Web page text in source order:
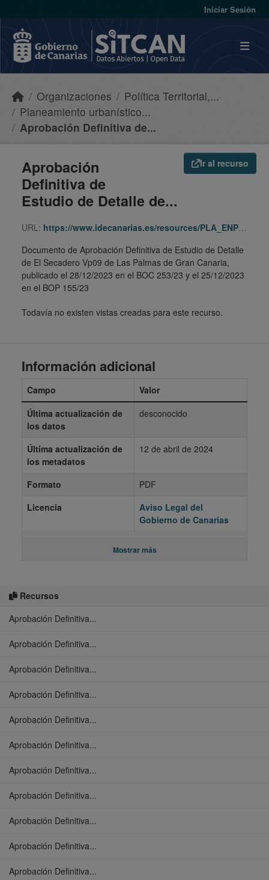
Iniciar Sesión
Organizaciones
Política Territorial,...
Planeamiento urbanístico...
Aprobación Definitiva de...
Ir al recurso
Aprobación
Definitiva de
Estudio de Detalle de...
URL: https://www.idecanarias.es/resources/PLA_ENP_URB/URB_PLA/GC/LPGC/ed-secadero/indice.html
Documento de Aprobación Definitiva de Estudio de Detalle
de El Secadero Vp09 de Las Palmas de Gran Canaria,
publicado el 28/12/2023 en el BOC 253/23 y el 25/12/2023
en el BOP 155/23
Todavía no existen vistas creadas para este recurso.
Recursos
Aprobación Definitiva...
Aprobación Definitiva...
Aprobación Definitiva...
Aprobación Definitiva...
Aprobación Definitiva...
Aprobación Definitiva...
Aprobación Definitiva...
Aprobación Definitiva...
Aprobación Definitiva...
Aprobación Definitiva...
Aprobación Definitiva...
Información adicional
Campo
Valor
Última actualización de
los datos
desconocido
Última actualización de
los metadatos
12 de abril de 2024
Formato
PDF
Licencia
Aviso Legal del
Gobierno de Canarias
Mostrar más